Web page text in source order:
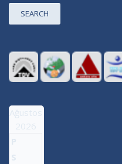
SEARCH
Ağustos
2026
P
S